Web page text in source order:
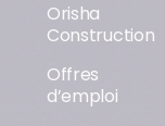
Orisha
Construction
Offres
d’emploi